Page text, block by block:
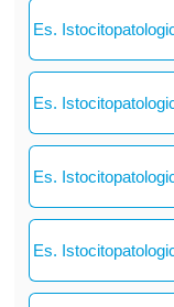
Es.
Es.
Es.
Es.